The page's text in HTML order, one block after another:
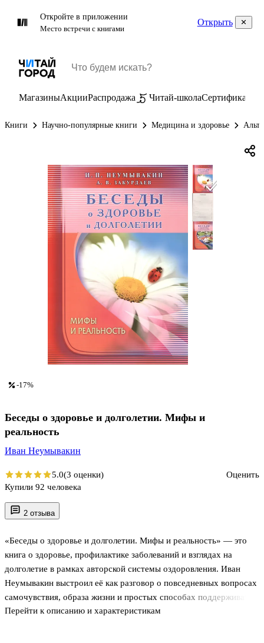
Откройте в приложении
Место встречи с книгами
Открыть
МагазиныАкцииРаспродажа Читай-школаСертификаты
Книги Научно-популярные книги Медицина и здоровье
2 отзыва
«Беседы о здоровье и долголетии. Мифы и реальность» — это
книга о здоровье, профилактике заболеваний и взглядах на
долголетие в рамках авторской системы оздоровления. Иван
Неумывакин выстроил её как разговор о повседневных вопросах
самочувствия, образа жизни и простых способах поддерживать
организм. Издание адресовано тем, кто интересуется
Перейти к описанию и характеристикам
-17%
Беседы о здоровье и долголетии. Мифы и
реальность
Иван Неумывакин
5.0(3 оценки)
Оценить
Купили 92 человека